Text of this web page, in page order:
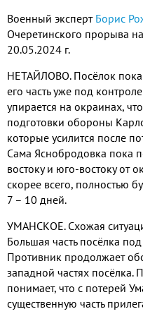
Военный эксперт Борис
Очеретинского прорыва
20.05.2024 г.
НЕТАЙЛОВО. Посёлок пока
его часть уже под
упирается на окраинах,
подготовки обороны
которые усилится после
Сама Яснобродовка пока
востоку и юго-востоку от
скорее всего, полностью
7 – 10 дней.
УМАНСКОЕ. Схожая
Большая часть посёлка
Противник продолжает
западной частях посёлка.
понимает, что с потерей
существенную часть